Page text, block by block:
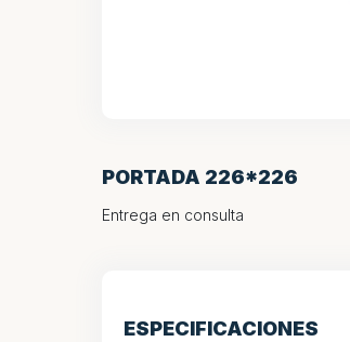
PORTADA 226*226
Entrega en consulta
ESPECIFICACIONES